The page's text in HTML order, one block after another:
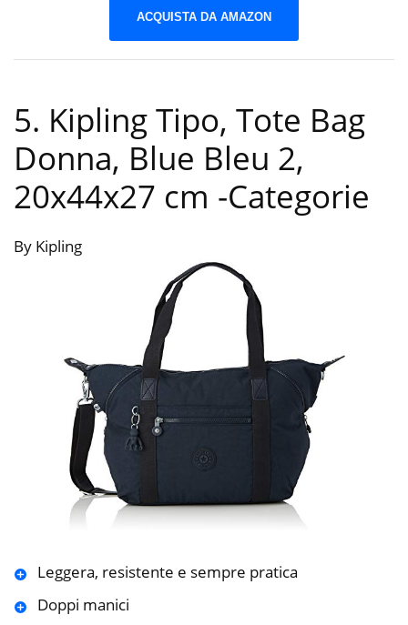
ACQUISTA DA AMAZON
5. Kipling Tipo, Tote Bag
Donna, Blue Bleu 2,
20x44x27 cm -Categorie
By Kipling
Leggera, resistente e sempre pratica
Doppi manici